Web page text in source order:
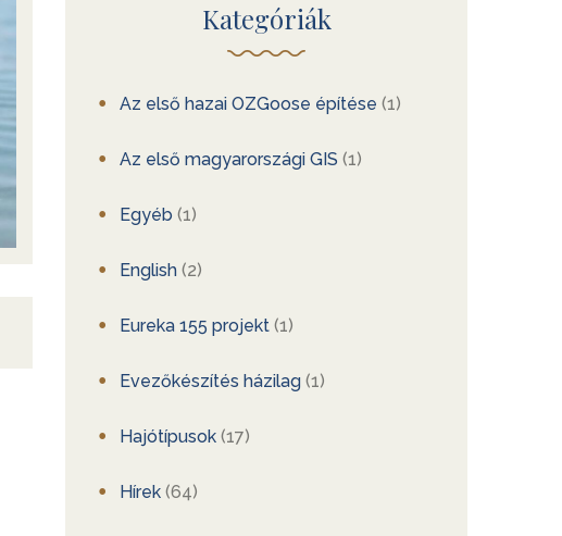
Kategóriák
Az első hazai OZGoose építése (1)
Az első magyarországi GIS (1)
Egyéb (1)
English (2)
Eureka 155 projekt (1)
Evezőkészítés házilag (1)
Hajótípusok (17)
Hírek (64)